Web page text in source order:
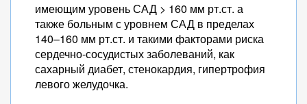
имеющим уровень САД > 160 мм рт.ст. а
также больным с уровнем САД в пределах
140–160 мм рт.ст. и такими факторами риска
сердечно-сосудистых заболеваний, как
сахарный диабет, стенокардия, гипертрофия
левого желудочка.